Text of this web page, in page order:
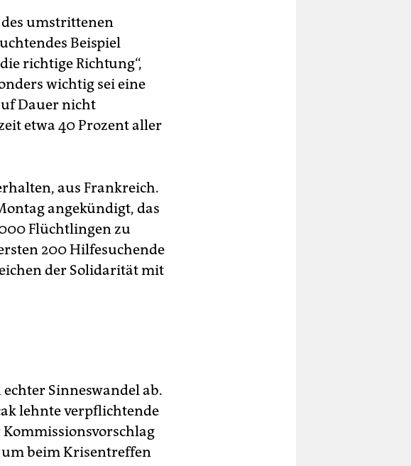
umstrittenen
Beispiel
richtige Richtung“,
wichtig sei eine
Dauer nicht
etwa 40 Prozent aller
aus Frankreich.
angekündigt, das
Flüchtlingen zu
200 Hilfesuchende
der Solidarität mit
Sinneswandel ab.
lehnte verpflichtende
um beim Krisentreffen